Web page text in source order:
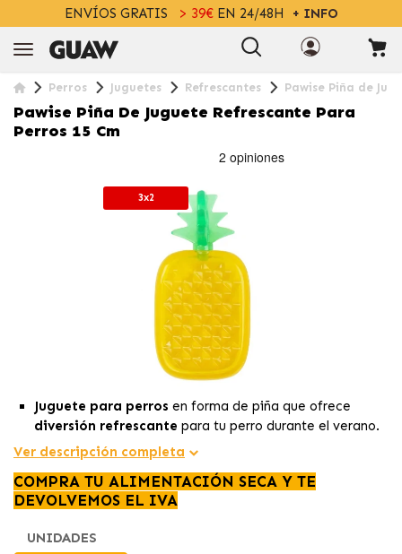
ENVÍOS GRATIS > 39€EN 24/48H + INFO
Perros Juguetes Refrescantes Pawise Piña de
Pawise Piña De Juguete Refrescante Para
Perros 15 Cm
3x2
Juguete para perros en forma de piña que ofrece
diversión refrescante para tu perro durante el verano.
Medidas: 15x7cm
gel interior
de la piña se mantiene frío durante largos
períodos de tiempo, asegurando unaexperiencia
refrescantepara tu perro mientras juega.
enlugares acuáticos como piscinas o lagos.
Ver descripción completa
COMPRA TU ALIMENTACIÓN SECA Y TE
DEVOLVEMOS EL IVA
UNIDADES